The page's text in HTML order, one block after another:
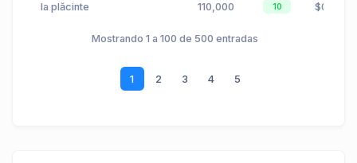
la plăcinte 110,000 10 $0.03
Mostrando 1 a 100 de 500 entradas
1 2 3 4 5